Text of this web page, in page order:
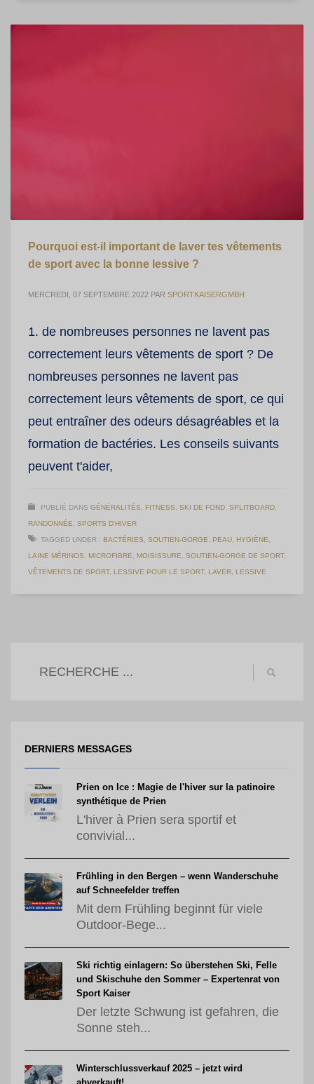
Pourquoi est-il important de laver tes vêtements
de sport avec la bonne lessive ?
MERCREDI, 07 SEPTEMBRE 2022 PAR SPORTKAISERGMBH
1. de nombreuses personnes ne lavent pas
correctement leurs vêtements de sport ? De
nombreuses personnes ne lavent pas
correctement leurs vêtements de sport, ce qui
peut entraîner des odeurs désagréables et la
formation de bactéries. Les conseils suivants
peuvent t'aider,
PUBLIÉ DANS GÉNÉRALITÉS FITNESS SKI DE FOND SPLITBOARD
RANDONNÉE SPORTS D'HIVER
TAGGED UNDER : BACTÉRIES SOUTIEN-GORGE PEAU HYGIÈNE
LAINE MÉRINOS MICROFIBRE MOISISSURE SOUTIEN-GORGE DE SPORT,
VÊTEMENTS DE SPORT, LESSIVE POUR LE SPORT, LAVER LESSIVE
DERNIERS MESSAGES
Prien on Ice : Magie de l'hiver sur la patinoire
synthétique de Prien
L'hiver à Prien sera sportif et
convivial...
Frühling in den Bergen – wenn Wanderschuhe
auf Schneefelder treffen
Mit dem Frühling beginnt für viele
Outdoor-Bege...
Ski richtig einlagern: So überstehen Ski, Felle
und Skischuhe den Sommer – Expertenrat von
Sport Kaiser
Der letzte Schwung ist gefahren, die
Sonne steh...
Winterschlussverkauf 2025 – jetzt wird